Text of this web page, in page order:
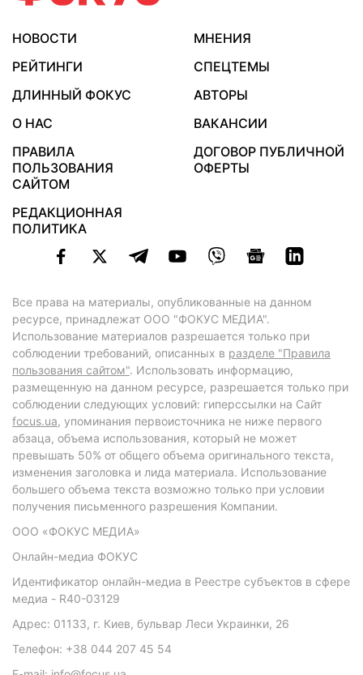
НОВОСТИ
МНЕНИЯ
РЕЙТИНГИ
СПЕЦТЕМЫ
ДЛИННЫЙ ФОКУС
АВТОРЫ
О НАС
ВАКАНСИИ
ПРАВИЛА
ПОЛЬЗОВАНИЯ
САЙТОМ
ДОГОВОР ПУБЛИЧНОЙ
ОФЕРТЫ
РЕДАКЦИОННАЯ
ПОЛИТИКА
Все права на материалы, опубликованные на данном
ресурсе, принадлежат ООО "ФОКУС МЕДИА".
Использование материалов разрешается только при
соблюдении требований, описанных в разделе "Правила
пользования сайтом". Использовать информацию,
размещенную на данном ресурсе, разрешается только при
соблюдении следующих условий: гиперссылки на Сайт
focus.ua, упоминания первоисточника не ниже первого
абзаца, объема использования, который не может
превышать 50% от общего объема оригинального текста,
изменения заголовка и лида материала. Использование
большего объема текста возможно только при условии
получения письменного разрешения Компании.
ООО «ФОКУС МЕДИА»
Онлайн-медиа ФОКУС
Идентификатор онлайн-медиа в Реестре субъектов в сфере
медиа - R40-03129
Адрес: 01133, г. Киев, бульвар Леси Украинки, 26
Телефон: +38 044 207 45 54